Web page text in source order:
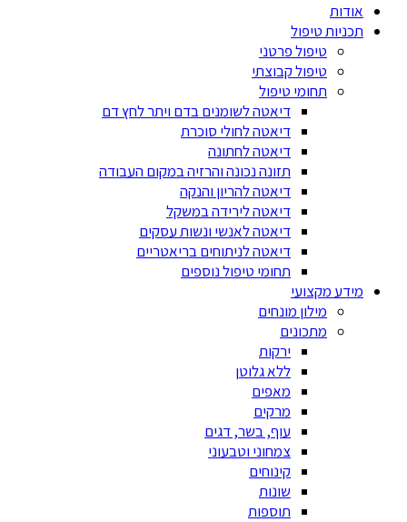
אודות
תכניות טיפול
טיפול פרטני
טיפול קבוצתי
תחומי טיפול
דיאטה לשומנים בדם ויתר לחץ דם
דיאטה לחולי סוכרת
דיאטה לחתונה
תזונה נכונה והרזיה במקום העבודה
דיאטה להריון והנקה
דיאטה לירידה במשקל
דיאטה לאנשי ונשות עסקים
דיאטה לניתוחים בריאטריים
תחומי טיפול נוספים
מידע מקצועי
מילון מונחים
מתכונים
ירקות
ללא גלוטן
מאפים
מרקים
עוף, בשר, דגים
צמחוני וטבעוני
קינוחים
שונות
תוספות